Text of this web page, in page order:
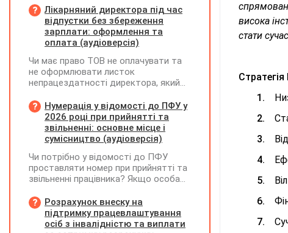
висока
стати
1.
2.
3.
4.
5.
6.
7.
Лікарняний директора під час
відпустки без збереження
зарплати: оформлення та
оплата (аудіоверсія)
Чи має право ТОВ не оплачувати та
не оформлювати листок
непрацездатності директора, який
збереження заробітної плати під час
призупинення діяльності
підприємства?
Нумерація у відомості до ПФУ у
2026 році при прийнятті та
звільненні: основне місце і
сумісництво (аудіоверсія)
Чи потрібно у відомості до ПФУ
проставляти номер при прийнятті та
звільненні працівника? Якщо особа
місцем роботи та за сумісництвом,
чи рахується це як два роботодавці?
Розрахунок внеску на
підтримку працевлаштування
осіб з інвалідністю та виплати